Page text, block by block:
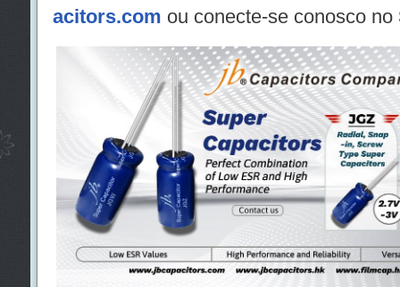
acitors.com ou conecte-se conosco no